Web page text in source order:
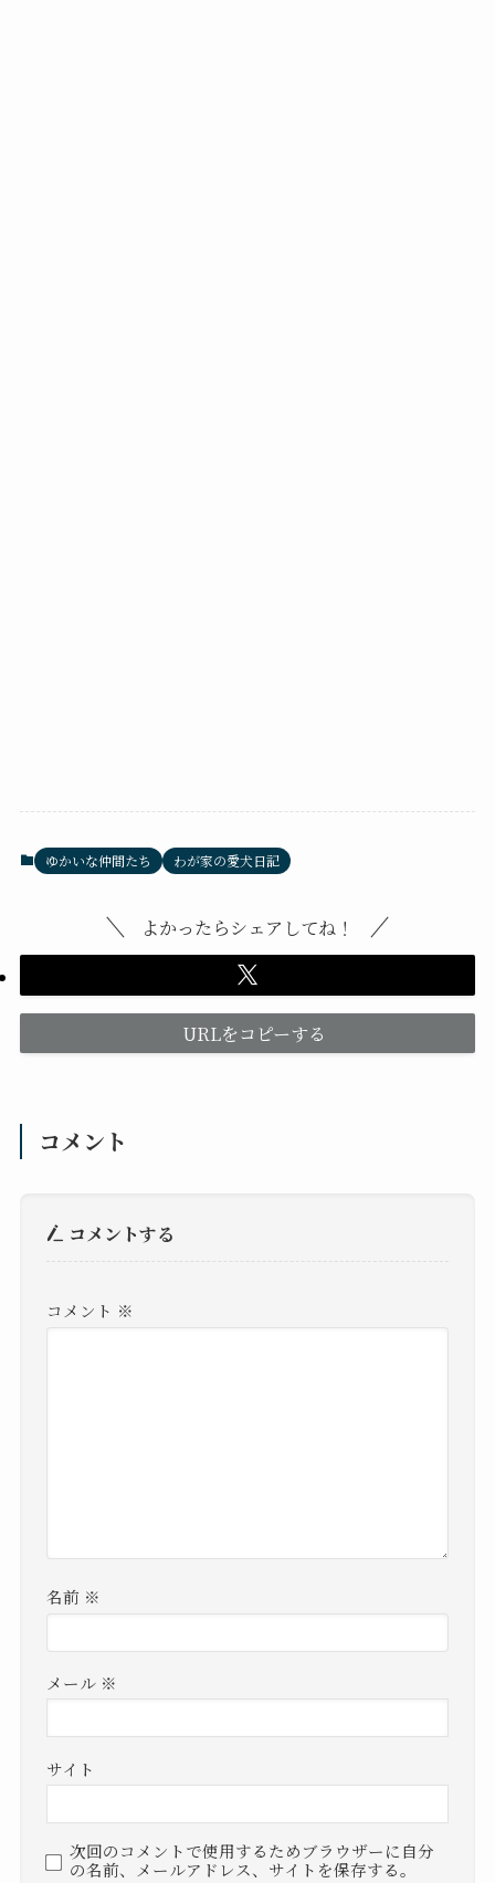
ゆかいな仲間たち わが家の愛犬日記
よかったらシェアしてね！
URLをコピーする
コメント
コメントする
コメント ※
名前 ※
メール ※
サイト
次回のコメントで使用するためブラウザーに自分
の名前、メールアドレス、サイトを保存する。